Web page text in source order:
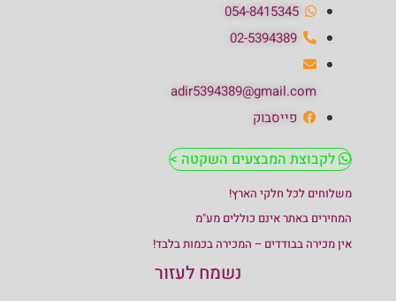
054-8415345
02-5394389
adir5394389@gmail.com
פייסבוק
לקבוצת המבצעים השקטה >
משלוחים לכל חלקי הארץ!
המחירים באתר אינם כוללים מע"מ
אין מכירה בבודדים – המכירה בכמות בלבד!
נשמח לעזור